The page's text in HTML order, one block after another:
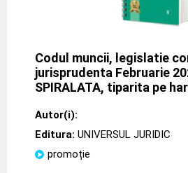
Codul muncii, legislatie
jurisprudenta Februarie
SPIRALATA, tiparita pe
Autor(i):
Editura: UNIVERSUL JURIDIC
promoție